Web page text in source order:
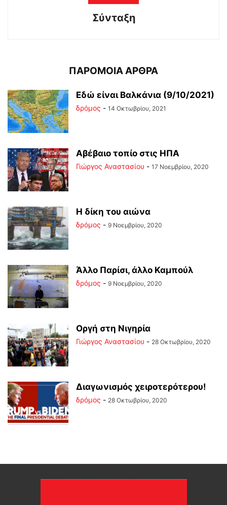
Σύνταξη
ΠΑΡΟΜΟΙΑ ΑΡΘΡΑ
Εδώ είναι Βαλκάνια (9/10/2021)
δρόμος - 14 Οκτωβρίου, 2021
Αβέβαιο τοπίο στις ΗΠΑ
Γιώργος Αναστασίου - 17 Νοεμβρίου, 2020
Η δίκη του αιώνα
δρόμος - 9 Νοεμβρίου, 2020
Άλλο Παρίσι, άλλο Καμπούλ
δρόμος - 9 Νοεμβρίου, 2020
Οργή στη Νιγηρία
Γιώργος Αναστασίου - 28 Οκτωβρίου, 2020
Διαγωνισμός χειροτερότερου!
δρόμος - 28 Οκτωβρίου, 2020